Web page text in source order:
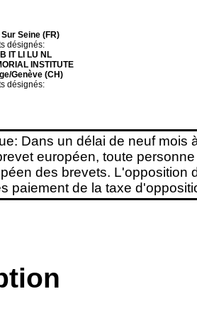
Seine (FR)
désignés:
IT LI LU NL
INSTITUTE
Genève (CH)
désignés:
Dans un délai de neuf
européen, toute
des brevets. L'opposition
paiement de la taxe